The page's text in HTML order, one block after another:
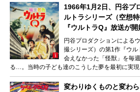
1966年1月2日、円谷プ
ルトラシリーズ（空想
『ウルトラQ』放送が開
円谷プロダクションによる
撮シリーズ）の第1作『ウ
会えなかった「怪獣」を毎
る…。当時の子ども達のこうした夢を最初に実
変わりゆくものと変わ